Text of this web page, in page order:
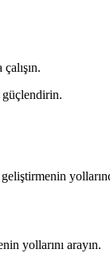
güçlendirin.
yollarını arayın.